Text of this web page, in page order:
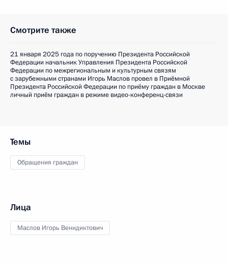
Смотрите также
21 января 2025 года по поручению Президента Российской
Федерации начальник Управления Президента Российской
Федерации по межрегиональным и культурным связям
с зарубежными странами Игорь Маслов провел в Приёмной
Президента Российской Федерации по приёму граждан в Москве
личный приём граждан в режиме видео-конференц-связи
Темы
Обращения граждан
Лица
Маслов Игорь Венидиктович